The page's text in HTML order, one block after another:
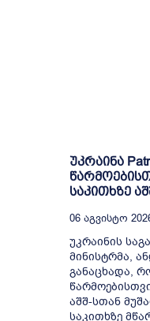
უკრაინა
საკითხზე
06 Აგვისტო
უკრაინის
მინისტრმა,
განაცხადა,
აშშ-სთან
საკითხზე